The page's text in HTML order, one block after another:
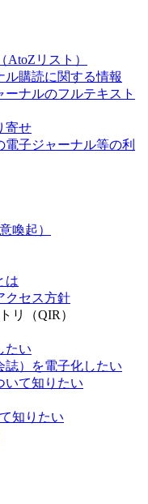
AtoZリスト）
ル購読に関する情報
ナルのフルテキスト
寄せ
子ジャーナル等の利
喚起）
は
クセス方針
リ（QIR）
たい
誌）を電子化したい
いて知りたい
知りたい